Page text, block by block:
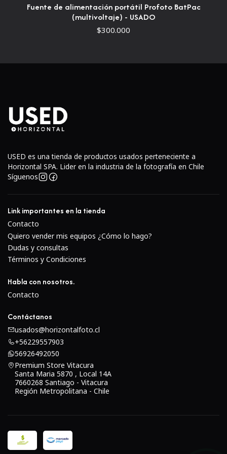
1-AA. * Peso 3,9 oz.
Fuente de alimentación portátil Profoto BatPac
(multivoltaje) - USADO
$300.000
USED es una tienda de productos usados perteneciente a
Horizontal SPA. Lider en la industria de la fotografía en Chile
Síguenos
Link importantes en la tienda
Contacto
Quiero vender mis equipos ¿Cómo lo hago?
Dudas y consultas
Términos y Condiciones
Habla con nosotros.
Contacto
Contáctanos
usados@horizontalfoto.cl
+56229557903
56926492050
Premium Store Vitacura
Santa Maria 5870 , Local 14A
7660268 Santiago - Vitacura
Región Metropolitana - Chile